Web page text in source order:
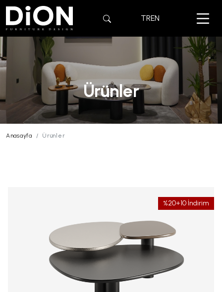
TREN
Ürünler
Anasayfa Ürünler
%20+10 İndirim